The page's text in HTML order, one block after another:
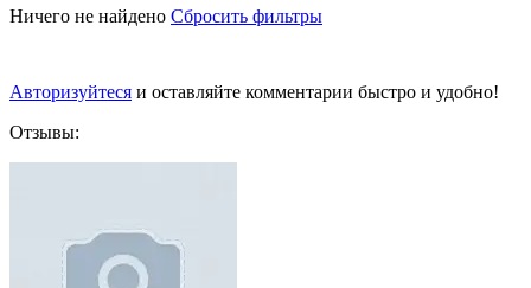
Ничего не найдено Сбросить фильтры
Авторизуйтеся и оставляйте комментарии быстро и удобно!
Отзывы: